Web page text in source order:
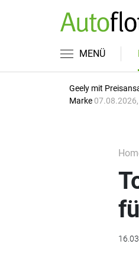
MENÜ
Geely mit
Marke